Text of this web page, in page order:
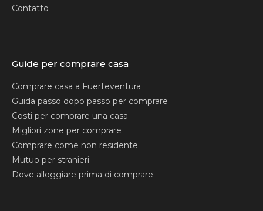
Contatto
Guide per comprare casa
Comprare casa a Fuerteventura
Guida passo dopo passo per comprare
Costi per comprare una casa
Migliori zone per comprare
Comprare come non residente
Mutuo per stranieri
Dove alloggiare prima di comprare